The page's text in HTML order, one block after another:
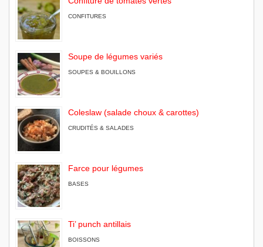
CONFITURES
Soupe de légumes variés
SOUPES & BOUILLONS
Coleslaw (salade choux & carottes)
CRUDITÉS & SALADES
Farce pour légumes
BASES
Ti’ punch antillais
BOISSONS